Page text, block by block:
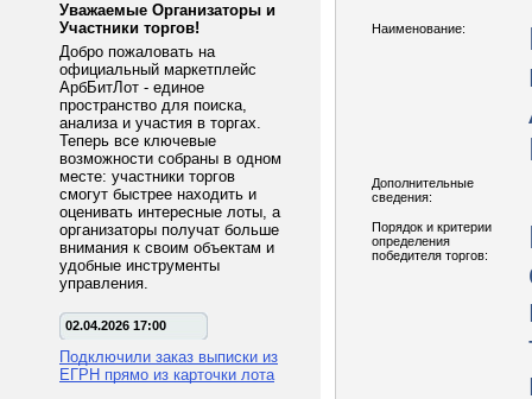
Уважаемые Организаторы и
Участники торгов!
Добро пожаловать на
официальный маркетплейс
АрбБитЛот - единое
пространство для поиска,
анализа и участия в торгах.
Теперь все ключевые
возможности собраны в одном
месте: участники торгов
смогут быстрее находить и
оценивать интересные лоты, а
организаторы получат больше
внимания к своим объектам и
удобные инструменты
управления.
02.04.2026 17:00
Подключили заказ выписки из
ЕГРН прямо из карточки лота
Наименование:
Дополнительные
сведения:
Порядок и критерии
определения
победителя торгов: